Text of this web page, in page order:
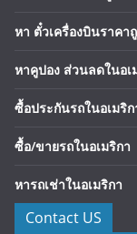
หา ตั๋วเครื่องบินราคา
หาคูปอง ส่วนลดในอเ
ซื้อประกันรถในอเมริก
ซื้อ/ขายรถในอเมริกา
หารถเช่าในอเมริกา
Contact US